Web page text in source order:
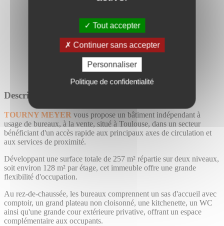
Tout accepter
Continuer sans accepter
Personnaliser
Politique de confidentialité
Description détaillée
TOURNY MEYER vous propose un bâtiment indépendant à
usage de bureaux, à la vente, situé à Toulouse, dans un secteur
bénéficiant d'un accès rapide aux principaux axes de circulation et
aux services de proximité.
Développant une surface totale de 257 m² répartie sur deux niveaux,
soit environ 128 m² par étage, cet immeuble offre une grande
flexibilité d'occupation.
Au rez-de-chaussée, les bureaux comprennent un sas d'accueil avec
comptoir, un grand plateau non cloisonné, une kitchenette, un WC
ainsi qu'une grande cour extérieure privative, offrant un espace
complémentaire aux occupants.